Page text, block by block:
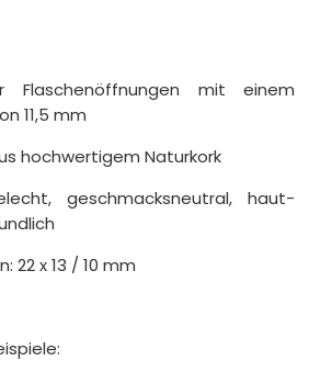
mit einem
11,5 mm
hochwertigem Naturkork
geschmacksneutral, haut-
22 x 13 / 10 mm